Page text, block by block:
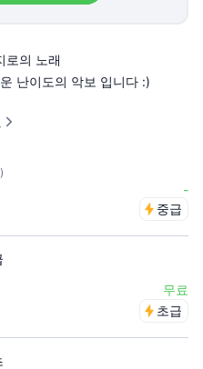
로의 노래
난이도의 악보 입니다 :)
-
중급
무료
초급